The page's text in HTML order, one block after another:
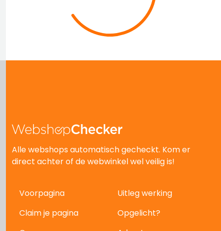
Alle webshops automatisch gecheckt. Kom er
direct achter of de webwinkel wel veilig is!
Voorpagina
Uitleg werking
Claim je pagina
Opgelicht?